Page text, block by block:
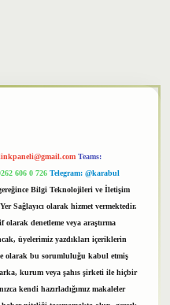
Teams:
606 0 726 Telegram: @karabul
Bilgi Teknolojileri ve İletişim
Sağlayıcı olarak hizmet vermektedir.
denetleme veya araştırma
üyelerimiz yazdıkları içeriklerin
olarak bu sorumluluğu kabul etmiş
kurum veya şahıs şirketi ile hiçbir
kendi hazırladığımız makaleler